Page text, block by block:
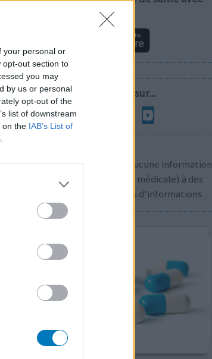
your personal or
opt-out section to
you may
by us or personal
opt-out of the
list of downstream
on the IAB’s List of
vous!
Suivez-nous sur...
Nous ne communiquons aucune information
personnelle (prescription médicale) à des
pour plus d'informations.